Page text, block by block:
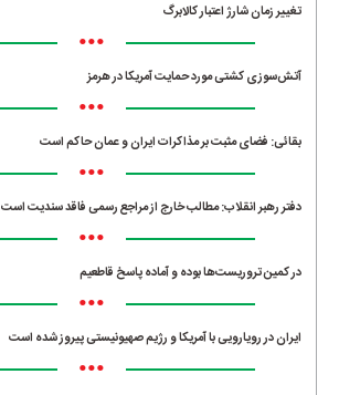
تغییر زمان شارژ اعتبار کالابرگ
•••
آتش‌سوزی کشتی مورد حمایت آمریکا در هرمز
•••
بقائی: فضای مثبت بر مذاکرات ایران و عمان حاکم است
•••
دفتر رهبر انقلاب: مطالب خارج از مراجع رسمی فاقد سندیت است
•••
در کمین تروریست‌ها بوده و آماده پاسخ قاطعیم
•••
ایران در رویارویی با آمریکا و رژیم صهیونیستی پیروز شده است
•••